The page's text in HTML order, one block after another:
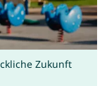
Zukunft